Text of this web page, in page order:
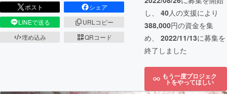
ポスト
シェア
LINEで送る
URLコピー
埋め込み
QRコード
し、 40人の支援により
388,000円の資金を集
め、 2022/11/13に募集を
終了しました
もう一度プロジェク
トをやってほしい